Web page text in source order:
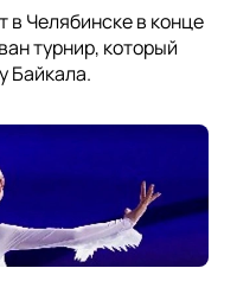
в Челябинске в конце
турнир, который
Байкала.